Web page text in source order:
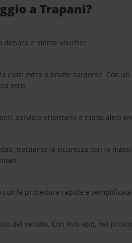
a Trapani?
denaro e niente voucher.
costi extra o brutte sorprese. Con
zero.
servizio prioritario e molto altro
trattiamo la sicurezza con la
la procedura rapida e
del veicolo. Con Avis app, nei